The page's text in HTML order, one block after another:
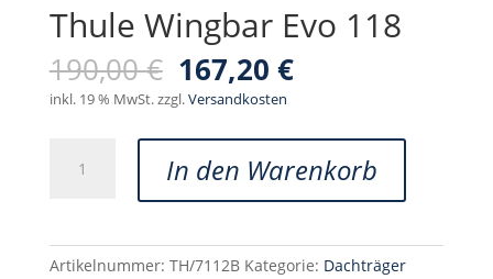
Thule Wingbar Evo 118
190,00€ Ursprünglicher
Preis
war:
190,00 €
167,20 €Aktueller
Preis
167,20 €.
inkl. 19 % MwSt.zzgl.Versandkosten
Wingbar
Menge
In den Warenkorb
Artikelnummer: TH/7112B Kategorie: Dachträger